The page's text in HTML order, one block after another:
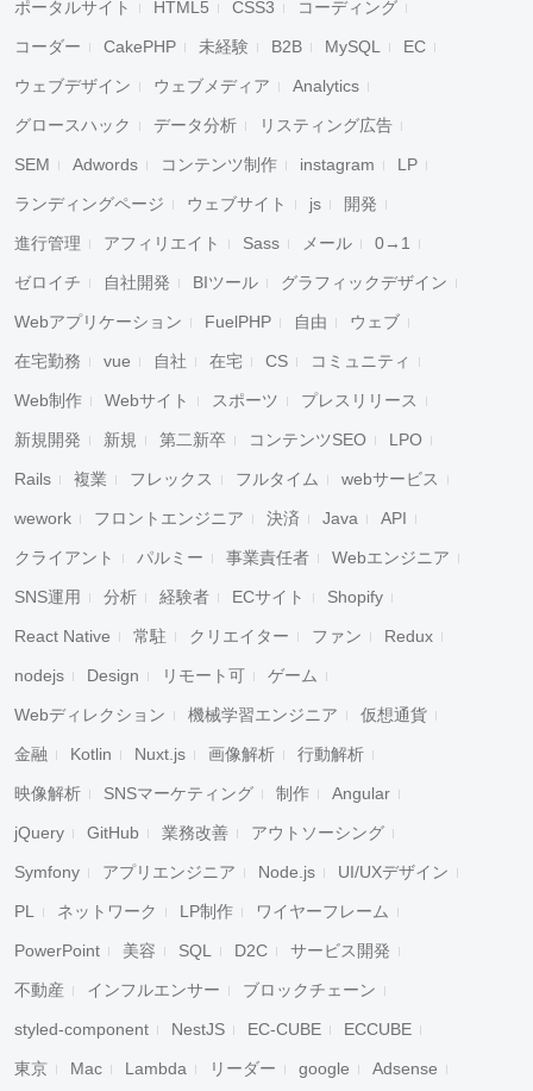
ポータルサイト HTML5 CSS3 コーディング
コーダー CakePHP 未経験 B2B MySQL EC
ウェブデザイン ウェブメディア Analytics
グロースハック データ分析 リスティング広告
SEM Adwords コンテンツ制作 instagram LP
ランディングページ ウェブサイト js 開発
進行管理 アフィリエイト Sass メール 0→1
ゼロイチ 自社開発 BIツール グラフィックデザイン
Webアプリケーション FuelPHP 自由 ウェブ
在宅勤務 vue 自社 在宅 CS コミュニティ
Web制作 Webサイト スポーツ プレスリリース
新規開発 新規 第二新卒 コンテンツSEO LPO
Rails 複業 フレックス フルタイム webサービス
wework フロントエンジニア 決済 Java API
クライアント パルミー 事業責任者 Webエンジニア
SNS運用 分析 経験者 ECサイト Shopify
React Native 常駐 クリエイター ファン Redux
nodejs Design リモート可 ゲーム
Webディレクション 機械学習エンジニア 仮想通貨
金融 Kotlin Nuxt.js 画像解析 行動解析
映像解析 SNSマーケティング 制作 Angular
jQuery GitHub 業務改善 アウトソーシング
Symfony アプリエンジニア Node.js UI/UXデザイン
PL ネットワーク LP制作 ワイヤーフレーム
PowerPoint 美容 SQL D2C サービス開発
不動産 インフルエンサー ブロックチェーン
styled-component NestJS EC-CUBE ECCUBE
東京 Mac Lambda リーダー google Adsense